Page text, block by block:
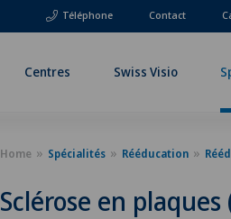
Téléphone Contact
Centres Swiss Visio
Home Spécialités Rééducation
Sclérose en plaques